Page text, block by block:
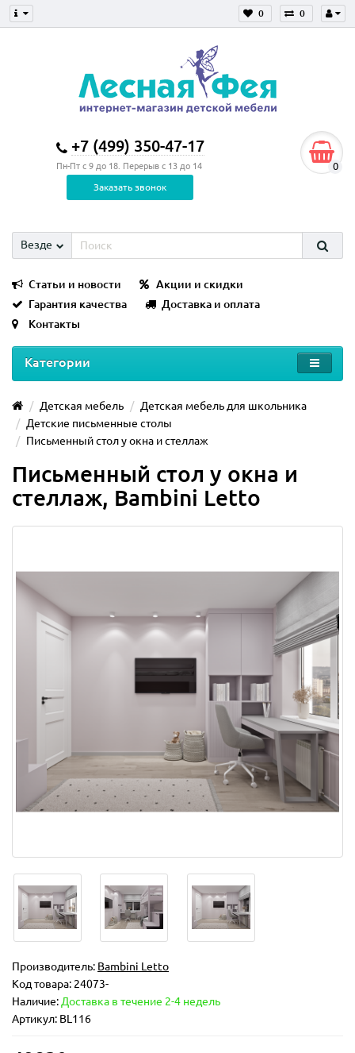
0
0
+7 (499) 350-47-17
Пн-Пт с 9 до 18. Перерыв с 13 до 14
Заказать звонок
0
Везде
Статьи и новости
Акции и скидки
Гарантия качества
Доставка и оплата
Контакты
Категории
Детская мебель
Детская мебель для школьника
Детские письменные столы
Письменный стол у окна и стеллаж
Письменный стол у окна и
стеллаж, Bambini Letto
Производитель: Bambini Letto
Код товара: 24073-
Наличие: Доставка в течение 2-4 недель
Артикул: BL116